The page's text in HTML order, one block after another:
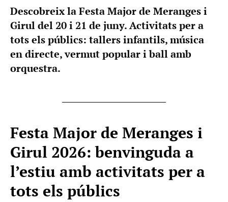
Descobreix la Festa Major de Meranges i
Girul del 20 i 21 de juny. Activitats per a
tots els públics: tallers infantils, música
en directe, vermut popular i ball amb
orquestra.
Festa Major de Meranges i
Girul 2026: benvinguda a
l’estiu amb activitats per a
tots els públics